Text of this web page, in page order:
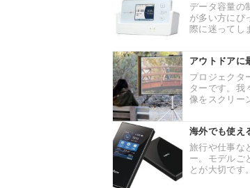
データ容量の
が多い方にぴ
際に迷ってし
アウトドアに
プロジェクタ
ターです。我
像をスクリー
海外でも使え
旅行や仕事な
ー。モデルご
とが大切です